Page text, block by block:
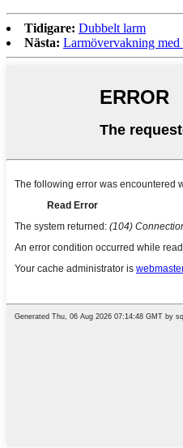
Tidigare: Dubbelt larm
Nästa: Larmövervakning med